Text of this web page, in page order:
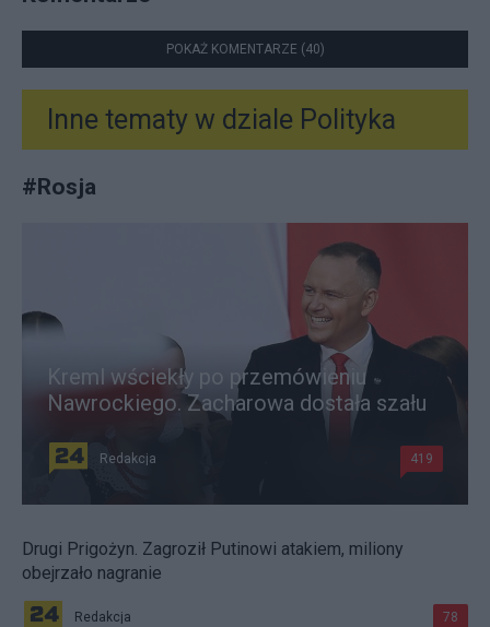
POKAŻ KOMENTARZE (40)
Inne tematy w dziale Polityka
#Rosja
Kreml wściekły po przemówieniu
Nawrockiego. Zacharowa dostała szału
Redakcja 419
Drugi Prigożyn. Zagroził Putinowi atakiem, miliony
obejrzało nagranie
Redakcja 78